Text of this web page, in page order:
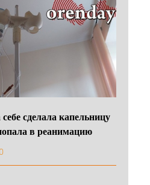
сделала капельницу
в реанимацию